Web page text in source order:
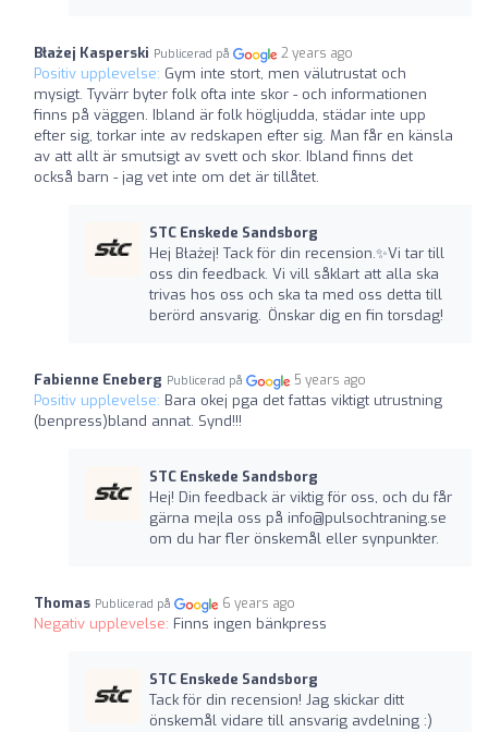
Błażej Kasperski Publicerad på 2 years ago
Positiv upplevelse: Gym inte stort, men välutrustat och
mysigt. Tyvärr byter folk ofta inte skor - och informationen
finns på väggen. Ibland är folk högljudda, städar inte upp
efter sig, torkar inte av redskapen efter sig. Man får en känsla
av att allt är smutsigt av svett och skor. Ibland finns det
också barn - jag vet inte om det är tillåtet.
STC Enskede Sandsborg
Hej Błażej! Tack för din recension.✨Vi tar till
oss din feedback. Vi vill såklart att alla ska
trivas hos oss och ska ta med oss detta till
berörd ansvarig. Önskar dig en fin torsdag!
Fabienne Eneberg Publicerad på 5 years ago
Positiv upplevelse: Bara okej pga det fattas viktigt utrustning
(benpress)bland annat. Synd!!!
STC Enskede Sandsborg
Hej! Din feedback är viktig för oss, och du får
gärna mejla oss på info@pulsochtraning.se
om du har fler önskemål eller synpunkter.
Thomas Publicerad på 6 years ago
Negativ upplevelse: Finns ingen bänkpress
STC Enskede Sandsborg
Tack för din recension! Jag skickar ditt
önskemål vidare till ansvarig avdelning :)